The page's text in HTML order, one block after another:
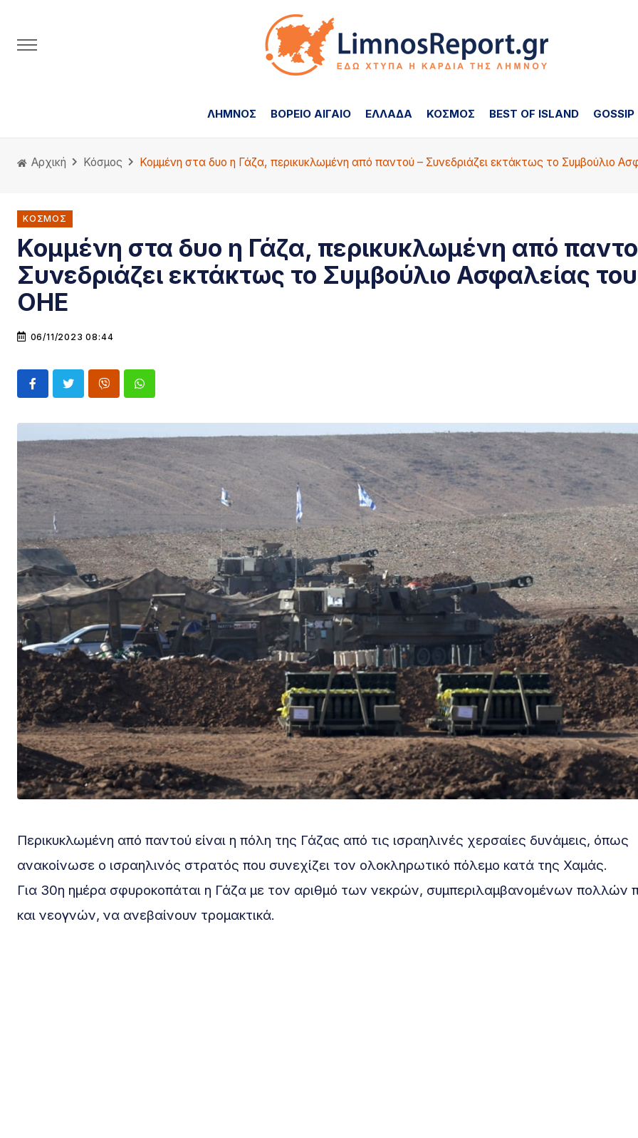
ΛΗΜΝΟΣ ΒΟΡΕΙΟ ΑΙΓΑΙΟ ΕΛΛΑΔΑ ΚΟΣΜΟΣ BEST OF ISLAND
Αρχική Κόσμος Κομμένη στα δυο η Γάζα, περικυκλωμένη από παντού – Συνεδριάζει εκτάκτως το Συμβούλιο
ΚΌΣΜΟΣ
Κομμένη στα δυο η Γάζα, περικυκλωμένη από
Συνεδριάζει εκτάκτως το Συμβούλιο Ασφαλείας του
ΟΗΕ
06/11/2023 08:44
Περικυκλωμένη από παντού είναι η πόλη της Γάζας από τις ισραηλινές χερσαίες δυνάμεις, όπως
ανακοίνωσε ο ισραηλινός στρατός που συνεχίζει τον ολοκληρωτικό πόλεμο κατά της Χαμάς.
Για 30η ημέρα σφυροκοπάται η Γάζα με τον αριθμό των νεκρών, συμπεριλαμβανομένων πολλών
και νεογνών, να ανεβαίνουν τρομακτικά.